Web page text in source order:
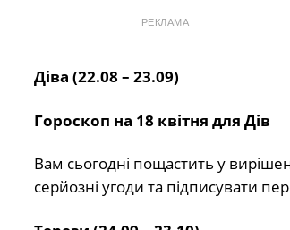
РЕКЛАМА
Діва (22.08 – 23.09)
Гороскоп на 18 квітня для Дів
Вам сьогодні пощастить у
серйозні угоди та підписувати